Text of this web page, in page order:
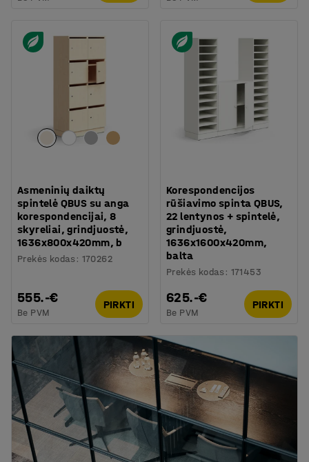
Asmeninių daiktų
spintelė QBUS su anga
korespondencijai, 8
skyreliai, grindjuostė,
1636x800x420mm, b
Prekės kodas : 170262
555.-€
Be PVM
PIRKTI
Korespondencijos
rūšiavimo spinta QBUS,
22 lentynos + spintelė,
grindjuostė,
1636x1600x420mm,
balta
Prekės kodas : 171453
625.-€
Be PVM
PIRKTI